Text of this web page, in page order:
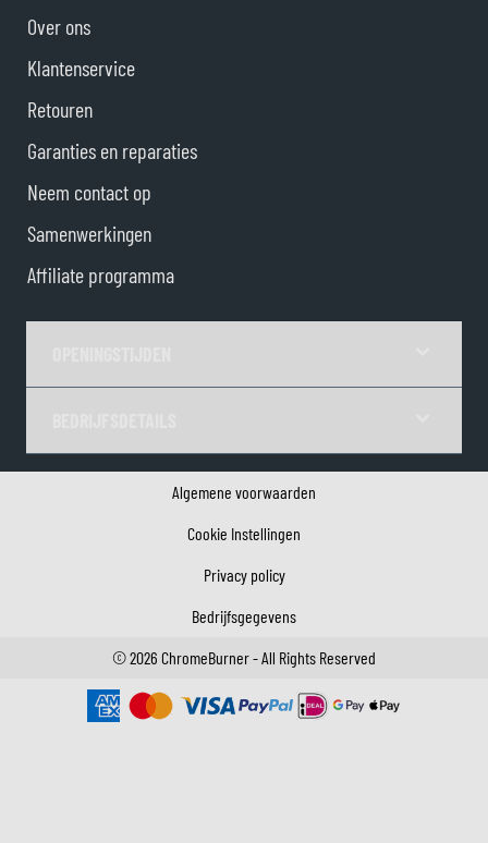
Over ons
Klantenservice
Retouren
Garanties en reparaties
Neem contact op
Samenwerkingen
Affiliate programma
Algemene voorwaarden
Cookie Instellingen
Privacy policy
Bedrijfsgegevens
©2026 ChromeBurner - All Rights Reserved